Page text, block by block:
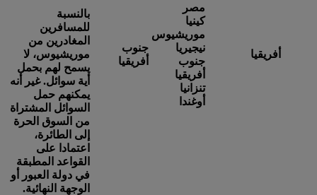
أفريقيا
مصر
كينيا
موريشيوس
نيجيريا
جنوب
أفريقيا
تنزانيا
أوغندا
جنوب
أفريقيا
بالنسبة
للمسافرين
المغادرين من
موريشيوس، لا
يسمح لهم بحمل
أية سوائل. غير أنه
يمكنهم حمل
السوائل المشتراة
من السوق الحرة
إلى الطائرة،
اعتمادا على
القواعد المطبقة
في دولة العبور أو
الوجهة النهائية.